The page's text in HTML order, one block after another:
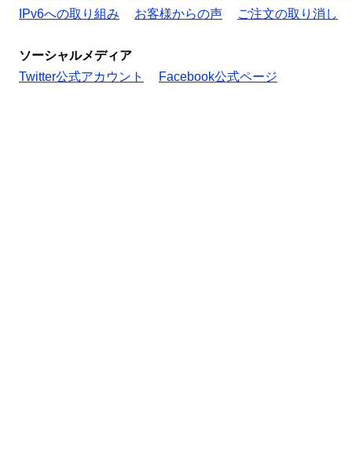
IPv6への取り組み
お客様からの声 ご注文の取り消し
ソーシャルメディア
Twitter公式アカウント
Facebook公式ページ